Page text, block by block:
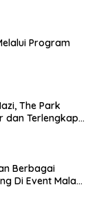
Program
The Park
dan Terlengkap
Berbagai
Di Event Malam